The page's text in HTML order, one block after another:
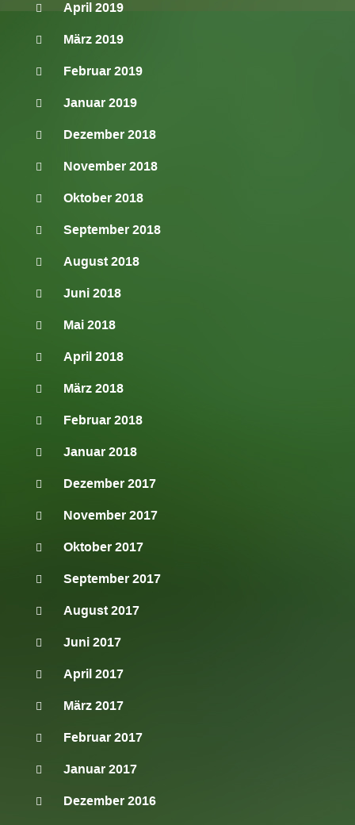
April 2019
März 2019
Februar 2019
Januar 2019
Dezember 2018
November 2018
Oktober 2018
September 2018
August 2018
Juni 2018
Mai 2018
April 2018
März 2018
Februar 2018
Januar 2018
Dezember 2017
November 2017
Oktober 2017
September 2017
August 2017
Juni 2017
April 2017
März 2017
Februar 2017
Januar 2017
Dezember 2016